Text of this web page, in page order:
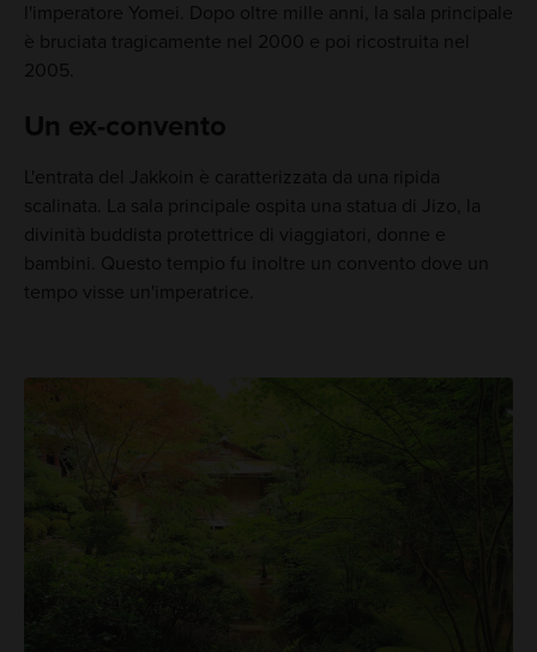
l'imperatore Yomei. Dopo oltre mille anni, la sala principale
è bruciata tragicamente nel 2000 e poi ricostruita nel
2005.
Un ex-convento
L'entrata del Jakkoin è caratterizzata da una ripida
scalinata. La sala principale ospita una statua di Jizo, la
divinità buddista protettrice di viaggiatori, donne e
bambini. Questo tempio fu inoltre un convento dove un
tempo visse un'imperatrice.